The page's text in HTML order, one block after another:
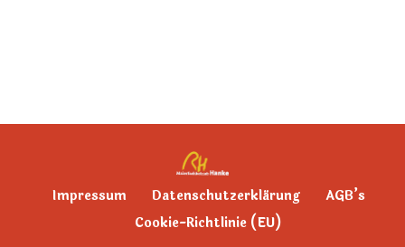
Impressum Datenschutzerklärung
AGB’s
Cookie-Richtlinie (EU)